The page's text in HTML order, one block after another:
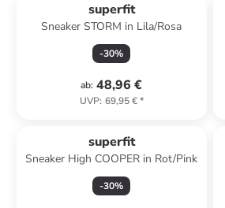
superfit
Sneaker STORM in Lila/Rosa
-30%
ab: 48,96 €
UVP: 69,95 €*
superfit
Sneaker High COOPER in Rot/Pink
-30%